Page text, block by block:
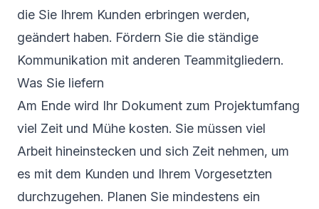
die Sie Ihrem Kunden erbringen werden,
geändert haben. Fördern Sie die ständige
Kommunikation mit anderen Teammitgliedern.
Was Sie liefern
Am Ende wird Ihr Dokument zum Projektumfang
viel Zeit und Mühe kosten. Sie müssen viel
Arbeit hineinstecken und sich Zeit nehmen, um
es mit dem Kunden und Ihrem Vorgesetzten
durchzugehen. Planen Sie mindestens ein